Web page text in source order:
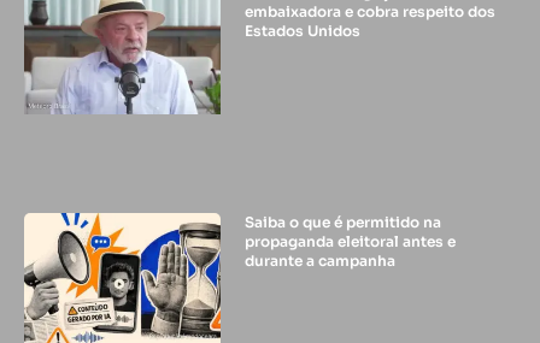
embaixadora e cobra respeito dos
Estados Unidos
Saiba o que é permitido na
propaganda eleitoral antes e
durante a campanha